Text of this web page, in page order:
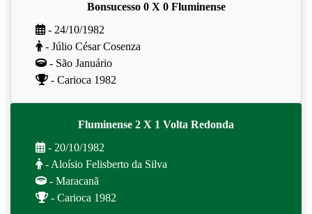
Bonsucesso 0 X 0 Fluminense
- 24/10/1982
- Júlio César Cosenza
- São Januário
- Carioca 1982
Fluminense 2 X 1 Volta Redonda
- 20/10/1982
- Aloísio Felisberto da Silva
- Maracanã
- Carioca 1982